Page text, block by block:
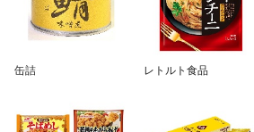
缶詰 レトルト食品